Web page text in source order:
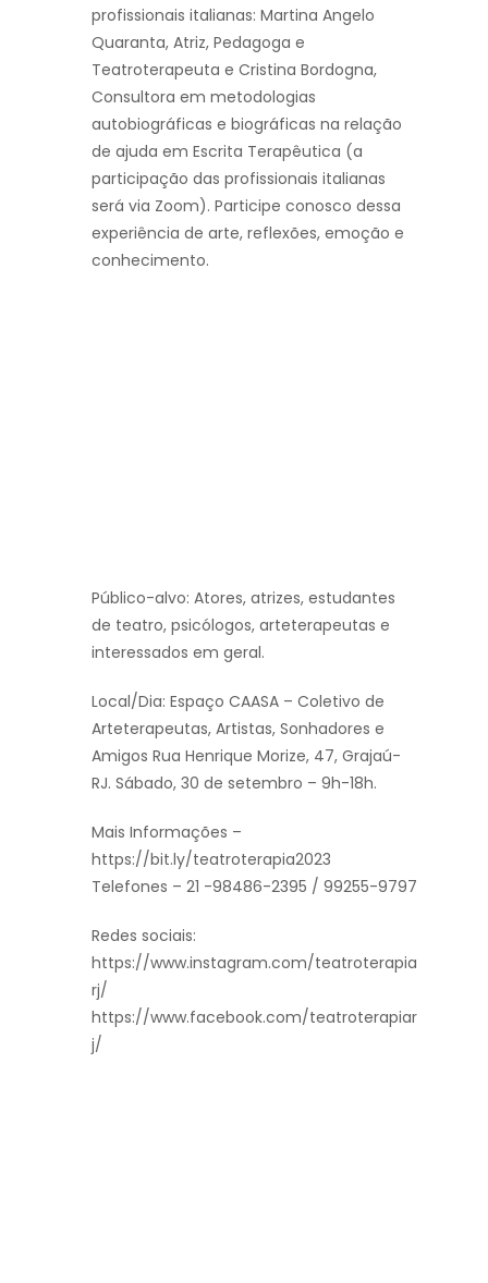
profissionais italianas: Martina Angelo
Quaranta, Atriz, Pedagoga e
Teatroterapeuta e Cristina Bordogna,
Consultora em metodologias
autobiográficas e biográficas na relação
de ajuda em Escrita Terapêutica (a
participação das profissionais italianas
será via Zoom). Participe conosco dessa
experiência de arte, reflexões, emoção e
conhecimento.
Público-alvo: Atores, atrizes, estudantes
de teatro, psicólogos, arteterapeutas e
interessados em geral.
Local/Dia: Espaço CAASA – Coletivo de
Arteterapeutas, Artistas, Sonhadores e
Amigos Rua Henrique Morize, 47, Grajaú-
RJ. Sábado, 30 de setembro – 9h-18h.
Mais Informações –
https://bit.ly/teatroterapia2023
Telefones – 21 -98486-2395 / 99255-9797
Redes sociais:
https://www.instagram.com/teatroterapia
rj/
https://www.facebook.com/teatroterapiar
j/